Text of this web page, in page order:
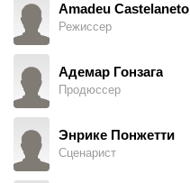
Amadeu Castelaneto
Режиссер
Адемар Гонзага
Продюссер
Энрике Понжетти
Сценарист